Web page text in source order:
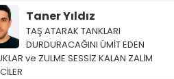
Taner Yıldız
TAŞ ATARAK TANKLARI
DURDURACAĞINI ÜMİT EDEN
ve ZULME SESSİZ KALAN ZALİM